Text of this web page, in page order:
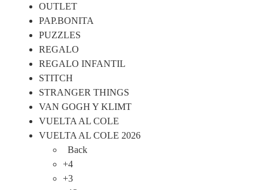
OUTLET
PAP.BONITA
PUZZLES
REGALO
REGALO INFANTIL
STITCH
STRANGER THINGS
VAN GOGH Y KLIMT
VUELTA AL COLE
VUELTA AL COLE 2026
Back
+4
+3